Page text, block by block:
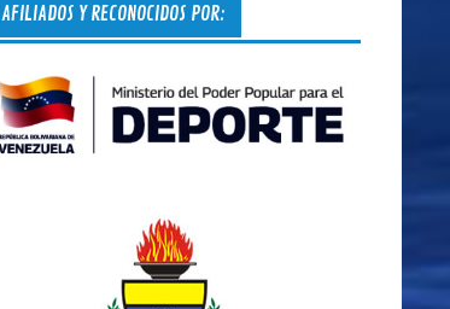
AFILIADOS Y RECONOCIDOS POR: